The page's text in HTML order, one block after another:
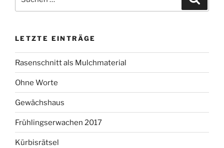
nach:
LETZTE EINTRÄGE
Rasenschnitt als Mulchmaterial
Ohne Worte
Gewächshaus
Frühlingserwachen 2017
Kürbisrätsel